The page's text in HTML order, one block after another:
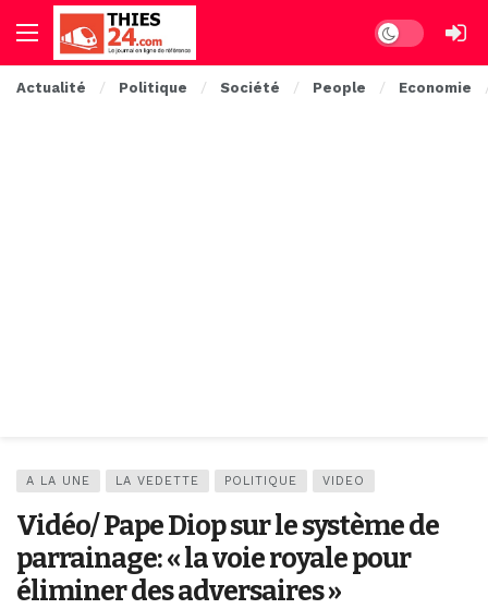
Dark mode
Actualité Politique Société People Economie
A LA UNE LA VEDETTE POLITIQUE VIDEO
Vidéo/ Pape Diop sur le système de
parrainage: « la voie royale pour
éliminer des adversaires »